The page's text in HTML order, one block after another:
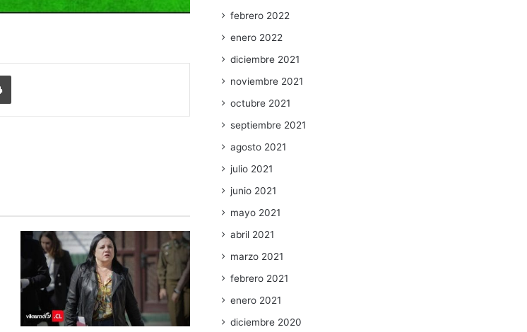
Imprimir
febrero 2022
enero 2022
diciembre 2021
noviembre 2021
octubre 2021
septiembre 2021
agosto 2021
julio 2021
junio 2021
mayo 2021
abril 2021
marzo 2021
febrero 2021
enero 2021
diciembre 2020